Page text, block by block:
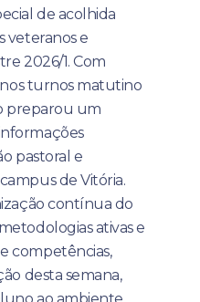
de acolhida
veteranos e
2026/1. Com
turnos matutino
preparou um
pastoral e
de Vitória.
contínua do
ativas e
competências,
desta semana,